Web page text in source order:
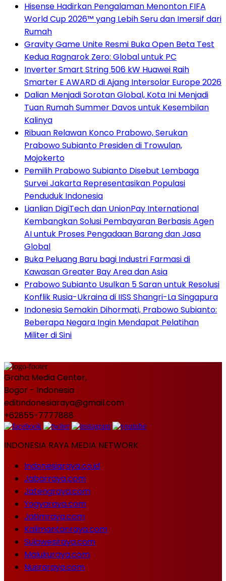
Hisense Hadirkan Pengalaman Menonton FIFA
World Cup 2026™ yang Lebih Seru dan Imersif dari
Rumah
Gravity Game Unite Resmi Buka Open Beta Test
Kedua Ragnarok Zero: Global untuk PC
Inverter Smart String 506 kW Huawei Raih
Smarter E AWARD di Ajang Intersolar Europe 2026
Dalian Menjadi Sorotan Global, Kota Ini Menjadi
Tuan Rumah Summer Davos untuk Kesembilan
Kalinya
Ribuan Relawan Konco Prabowo, Serukan
Prabowo Subianto Presiden di Trowulan,
Mojokerto
Pemilih Prabowo Subianto Disebut Lembaga
Survei Jakarta Representasikan Populasi
Penduduk Indonesia
Lianlian DigiTech dan UnionPay International
Kembangkan Solusi Pembayaran Berbasis Agen
AI untuk Proses Pengadaan Barang dan Jasa
Global
Buka Peluang Baru bagi Industri Farmasi di
Kawasan Greater Bay Area dan Asia
Prabowo Subianto Usulkan 5 Saran untuk Resolusi
Konflik Rusia-Ukraina di IISS Shangri-La Singapura
Indonesia Semakin Dihormati, Prabowo Subianto:
Beberapa Negara Ingin Mendapat Pelatihan
Militer di Sini
Graha Media Center,
Bogor - Indonesia
editindonesiaraya@gmail.com
+62855-7777888
INDONESIA RAYA MEDIA NETWORK
Indonesiaraya.co.id
Jabarraya.com
Jatengraya.com
Yogyaraya.com
Jatimraya.com
Kalimantanraya.com
Sulawesiraya.com
Malukuraya.com
Nusraraya.com